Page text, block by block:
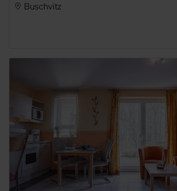
Buschvitz